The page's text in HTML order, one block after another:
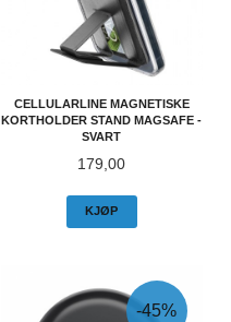
CELLULARLINE MAGNETISKE
KORTHOLDER STAND MAGSAFE -
SVART
Pris
179,00
KJØP
-45%